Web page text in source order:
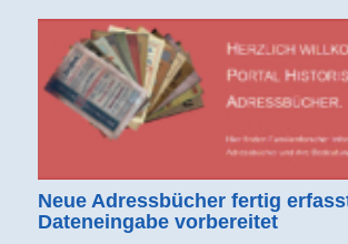
Neue Adressbücher fertig
Dateneingabe vorbereitet